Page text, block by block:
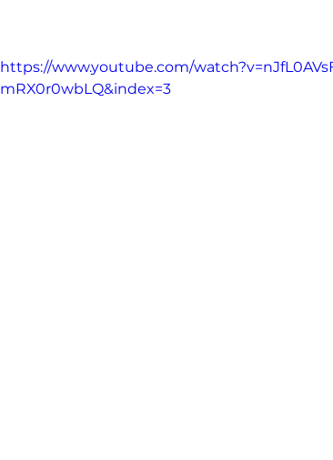
https://www.youtube.com/
mRX0r0wbLQ&index=3